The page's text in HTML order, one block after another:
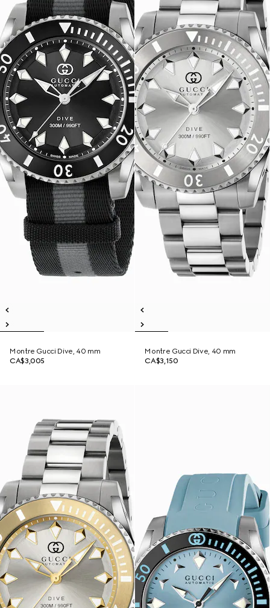
Montre Gucci Dive, 40 mm
CA$3,005
Montre Gucci Dive, 40 mm
CA$3,150